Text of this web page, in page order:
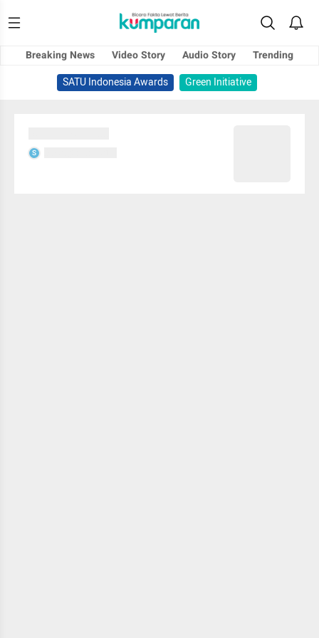
Breaking News Video Story Audio Story
Trending
SATU Indonesia Awards
Green Initiative
S